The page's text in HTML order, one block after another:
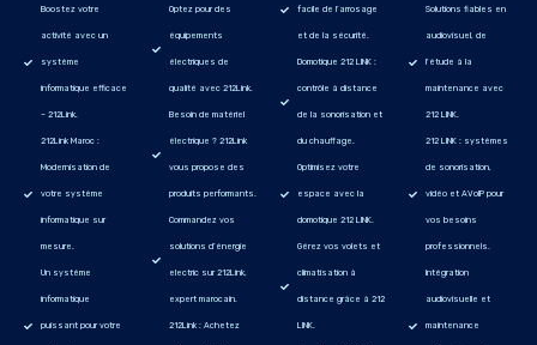
Boostez votre
activité avec un
système
informatique efficace
– 212Link.
212Link Maroc :
Modernisation de
votre système
informatique sur
mesure.
Un système
informatique
puissant pour votre
Optez pour des
équipements
électriques de
qualité avec 212Link.
Besoin de matériel
électrique ? 212Link
vous propose des
produits performants.
Commandez vos
solutions d’énergie
electric sur 212Link,
expert marocain.
212Link : Achetez
facile de l’arrosage
et de la sécurité.
Domotique 212 LINK :
contrôle à distance
de la sonorisation et
du chauffage.
Optimisez votre
espace avec la
domotique 212 LINK.
Gérez vos volets et
climatisation à
distance grâce à 212
LINK.
Solutions fiables en
audiovisuel, de
l'étude à la
maintenance avec
212 LINK.
212 LINK : systèmes
de sonorisation,
vidéo et AVoIP pour
vos besoins
professionnels.
Intégration
audiovisuelle et
maintenance